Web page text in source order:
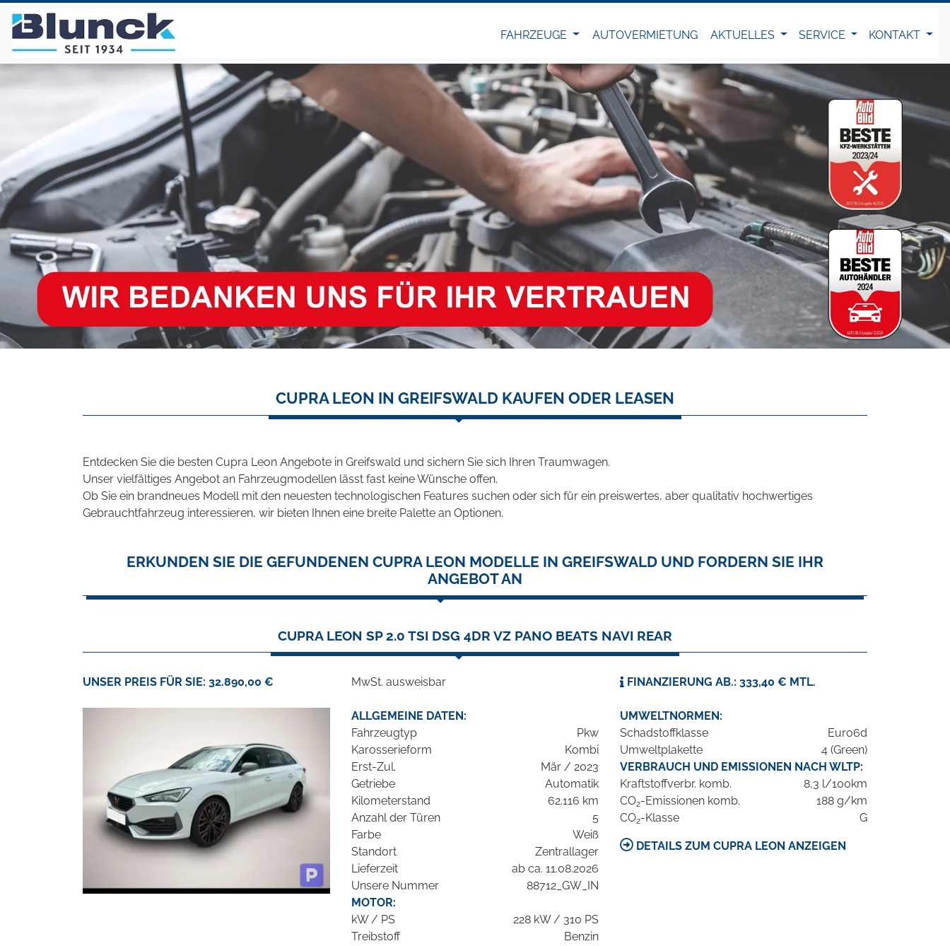
FAHRZEUGE AUTOVERMIETUNG AKTUELLES SERVICE KONTAKT
CUPRA LEON IN GREIFSWALD KAUFEN ODER LEASEN
Entdecken Sie die besten Cupra Leon Angebote in Greifswald und sichern Sie sich Ihren Traumwagen.
Unser vielfältiges Angebot an Fahrzeugmodellen lässt fast keine Wünsche offen.
Ob Sie ein brandneues Modell mit den neuesten technologischen Features suchen oder sich für ein preiswertes, aber qualitativ hochwertiges
Gebrauchtfahrzeug interessieren, wir bieten Ihnen eine breite Palette an Optionen.
ERKUNDEN SIE DIE GEFUNDENEN CUPRA LEON MODELLE IN GREIFSWALD UND FORDERN SIE IHR
ANGEBOT AN
CUPRA LEON SP 2.0 TSI DSG 4DR VZ PANO BEATS NAVI REAR
UNSER PREIS FÜR SIE: 32.890,00 € MwSt. ausweisbar FINANZIERUNG AB.: 333,40 € MTL.
ALLGEMEINE DATEN:
Fahrzeugtyp
Pkw
Karosserieform
Kombi
Erst-Zul.
Mär / 2023
Getriebe
Automatik
Kilometerstand
62.116 km
Anzahl der Türen
5
Farbe
Weiß
Standort
Zentrallager
Lieferzeit
ab ca. 11.08.2026
Unsere Nummer
88712_GW_IN
MOTOR:
kW / PS
228 kW / 310 PS
Treibstoff
Benzin
UMWELTNORMEN:
Schadstoffklasse
Euro6d
Umweltplakette
4 (Green)
VERBRAUCH UND EMISSIONEN NACH WLTP:
Kraftstoffverbr. komb.
8,3 l/100km
CO2-Emissionen komb.
188 g/km
CO2-Klasse G
DETAILS ZUM CUPRA LEON ANZEIGEN